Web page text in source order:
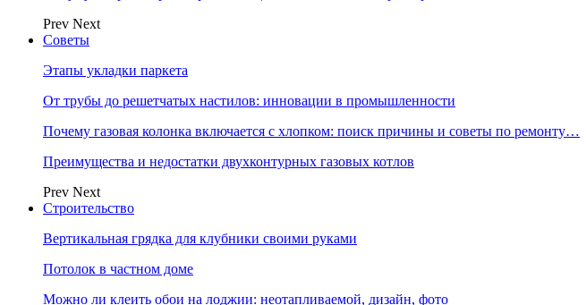
Prev Next
Советы
Этапы укладки паркета
От трубы до решетчатых настилов: инновации в промышленности
Почему газовая колонка включается с хлопком: поиск причины и советы по ремонту…
Преимущества и недостатки двухконтурных газовых котлов
Prev Next
Строительство
Вертикальная грядка для клубники своими руками
Потолок в частном доме
Можно ли клеить обои на лоджии: неотапливаемой, дизайн, фото